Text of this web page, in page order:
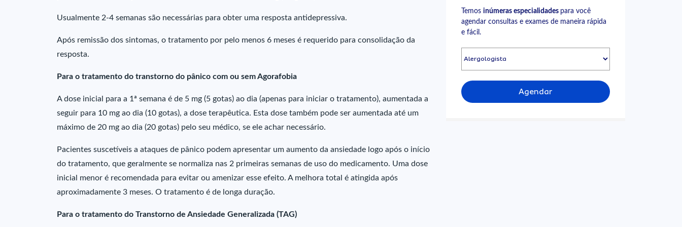
Usualmente 2-4 semanas são necessárias para obter uma resposta antidepressiva.
Após remissão dos sintomas, o tratamento por pelo menos 6 meses é requerido para consolidação da
resposta.
Para o tratamento do transtorno do pânico com ou sem Agorafobia
A dose inicial para a 1ª semana é de 5 mg (5 gotas) ao dia (apenas para iniciar o tratamento), aumentada a
seguir para 10 mg ao dia (10 gotas), a dose terapêutica. Esta dose também pode ser aumentada até um
máximo de 20 mg ao dia (20 gotas) pelo seu médico, se ele achar necessário.
Pacientes suscetíveis a ataques de pânico podem apresentar um aumento da ansiedade logo após o início
do tratamento, que geralmente se normaliza nas 2 primeiras semanas de uso do medicamento. Uma dose
inicial menor é recomendada para evitar ou amenizar esse efeito. A melhora total é atingida após
aproximadamente 3 meses. O tratamento é de longa duração.
Para o tratamento do Transtorno de Ansiedade Generalizada (TAG)
Temos inúmeras especialidades para você
agendar consultas e exames de maneira rápida
e fácil.
Agendar